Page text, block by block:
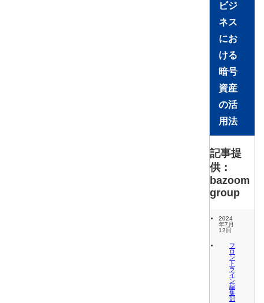
ビジ
ネス
にお
ける
暗号
資産
の活
用法
記事提
供：
bazoom
group
2024
年7月
12日
フ
ロ
ン
ト
ラ
イ
ン
編
集
部